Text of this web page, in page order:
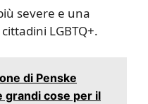
severe e una
LGBTQ+.
di Penske
grandi cose per il